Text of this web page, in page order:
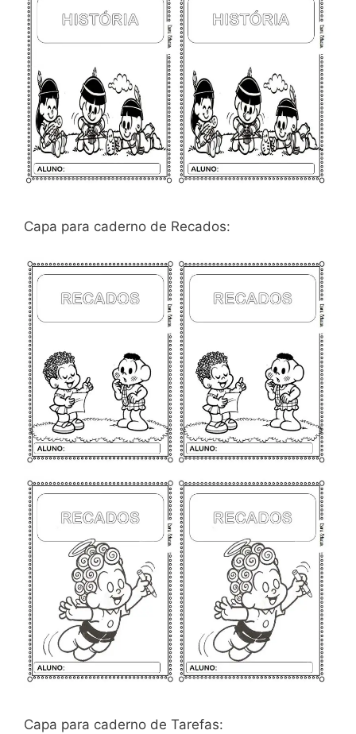
Capa para caderno de Recados:
Capa para caderno de Tarefas: